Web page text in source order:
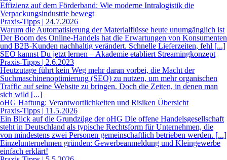
Effizienz auf dem Förderband: Wie moderne Intralogistik die
Verpackungsindustrie bewegt
Praxis-Tipps | 24.7.2026
Warum die Automatisierung der Materialflüsse heute unumgänglich ist
Der Boom des Online-Handels hat die Erwartungen von Konsumenten
und B2B-Kunden nachhaltig verändert. Schnelle Lieferzeiten, fehl [...]
SEO kannst Du jetzt lernen – Akademie etabliert Streamingkonzept
Praxis-Tipps | 2.6.2023
Heutzutage führt kein Weg mehr daran vorbei, die Macht der
Suchmaschinenoptimierung (SEO) zu nutzen, um mehr organischen
Traffic auf seine Website zu bringen. Doch die Zeiten, in denen man
sich wild [...]
oHG Haftung: Verantwortlichkeiten und Risiken Übersicht
Praxis-Tipps | 11.5.2026
Ein Blick auf die Grundzüge der oHG Die offene Handelsgesellschaft
steht in Deutschland als typische Rechtsform für Unternehmen, die
von mindestens zwei Personen gemeinschaftlich betrieben werden. [...]
Einzelunternehmen gründen: Gewerbeanmeldung und Kleingewerbe
einfach erklärt!